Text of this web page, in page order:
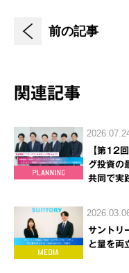
前の記事
関連記事
【第12
グ投資
共同で実
サントリ
と量を